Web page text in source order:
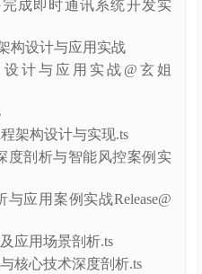
与 AI 编程工具剖析
度剖析.ts
成即时通讯系统开发实
构设计与应用实战
计与应用实战@玄姐
架构设计与实现.ts
度剖析与智能风控案例实
应用案例实战Release@